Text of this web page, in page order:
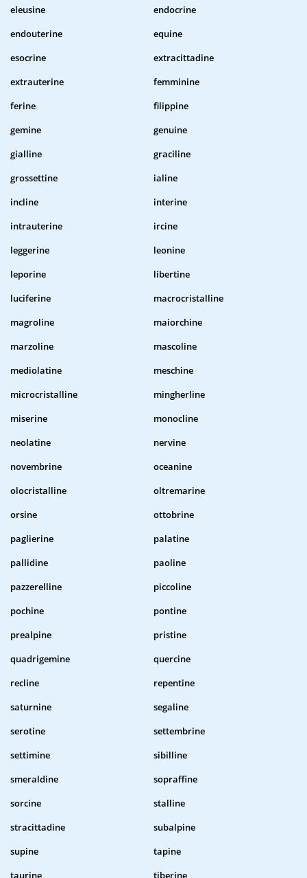
eleusine
endocrine
endouterine
equine
esocrine
extracittadine
extrauterine
femminine
ferine
filippine
gemine
genuine
gialline
graciline
grossettine
ialine
incline
interine
intrauterine
ircine
leggerine
leonine
leporine
libertine
luciferine
macrocristalline
magroline
maiorchine
marzoline
mascoline
mediolatine
meschine
microcristalline
mingherline
miserine
monocline
neolatine
nervine
novembrine
oceanine
olocristalline
oltremarine
orsine
ottobrine
paglierine
palatine
pallidine
paoline
pazzerelline
piccoline
pochine
pontine
prealpine
pristine
quadrigemine
quercine
recline
repentine
saturnine
segaline
serotine
settembrine
settimine
sibilline
smeraldine
sopraffine
sorcine
stalline
stracittadine
subalpine
supine
tapine
taurine
tiberine